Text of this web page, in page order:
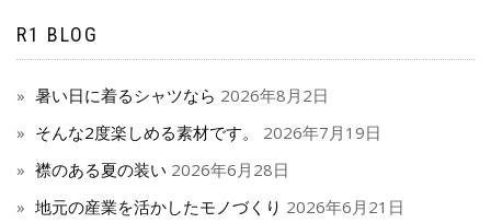
R1 BLOG
暑い日に着るシャツなら 2026年8月2日
そんな2度楽しめる素材です。
2026年7月19日
襟のある夏の装い 2026年6月28日
地元の産業を活かしたモノづくり 2026年6月21日